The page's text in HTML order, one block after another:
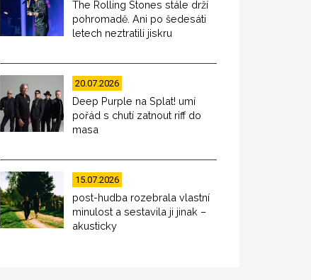
The Rolling Stones stále drží
pohromadě. Ani po šedesáti
letech neztratili jiskru
20.07.2026
Deep Purple na Splat! umí
pořád s chutí zatnout riff do
masa
15.07.2026
post-hudba rozebrala vlastní
minulost a sestavila ji jinak –
akusticky